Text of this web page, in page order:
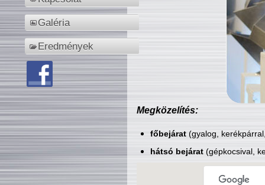
Galéria
Eredmények
Megközelítés:
főbejárat(gyalog,
hátsó bejárat(gépkocsival,